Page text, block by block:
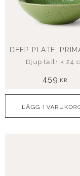
DEEP PLATE,
Djup tallrik 24
459 KR